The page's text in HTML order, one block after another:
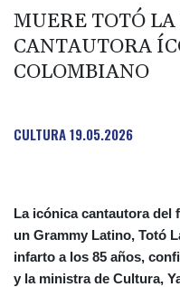
MUERE TOTÓ
CANTAUTORA
COLOMBIANO
CULTURA19.05.2026
La icónica cantautora del
un Grammy Latino, Totó
infarto a los 85 años,
y la ministra de Cultura,